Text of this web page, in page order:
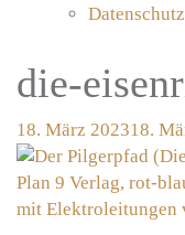
die-
18. März 202318.